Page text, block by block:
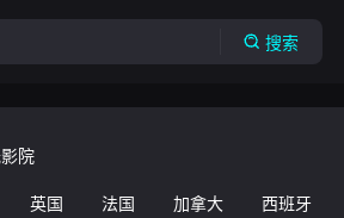
搜索
院
英国 法国 加拿大 西班牙